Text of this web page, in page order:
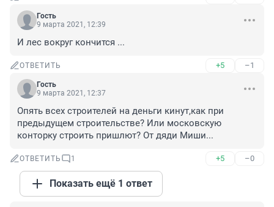
Гость
9 марта 2021, 12:39
И лес вокруг кончится ...
ОТВЕТИТЬ +5 –1
Гость
9 марта 2021, 12:37
Опять всех строителей на деньги кинут,как при
предыдущем строительстве? Или московскую
конторку строить пришлют? От дяди Миши...
ОТВЕТИТЬ 1 +5 –0
Показать ещё 1 ответ